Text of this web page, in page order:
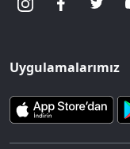
Uygulamalarımız